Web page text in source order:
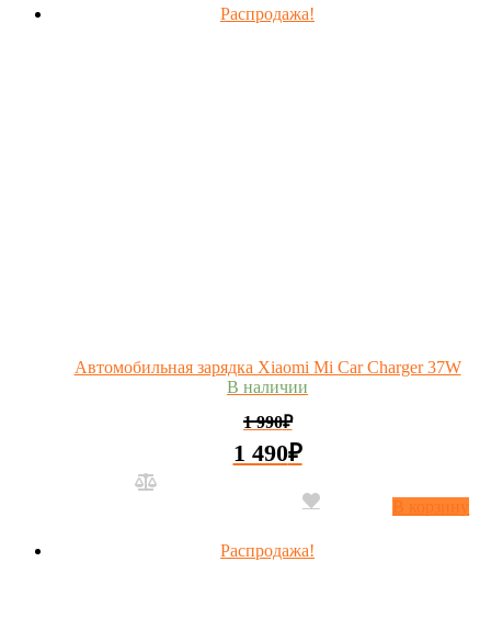
Распродажа!
Автомобильная зарядка Xiaomi Mi Car Charger 37W
В наличии
1 990₽
1 490₽
Распродажа!